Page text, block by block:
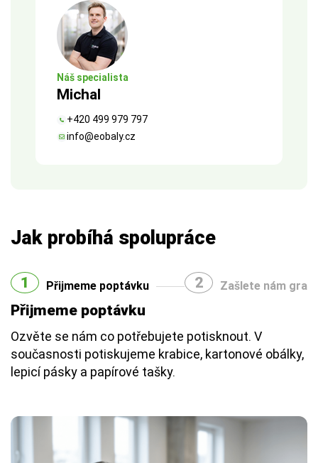
Náš specialista
Michal
+420 499 979 797
info@eobaly.cz
Jak probíhá spolupráce
1 Přijmeme poptávku 2 Zašlete nám
Přijmeme poptávku
Ozvěte se nám co potřebujete potisknout. V
současnosti potiskujeme krabice, kartonové obálky,
lepicí pásky a papírové tašky.